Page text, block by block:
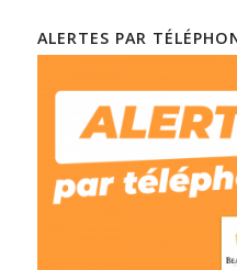
ALERTES PAR